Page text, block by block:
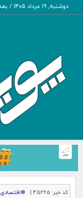
دوشنبه, ۱۹ مرداد ۱۴۰۵ / بعد از ظهر /
کد خبر: 45265 | ❇اقتصادی